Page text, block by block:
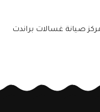
صيانة غسالات براندت